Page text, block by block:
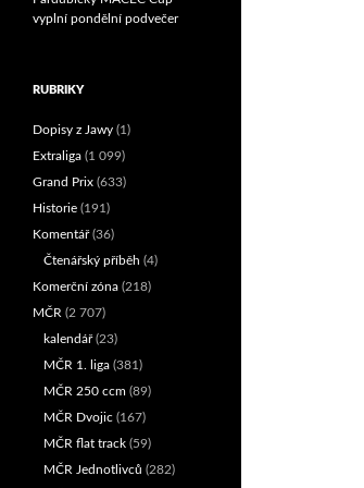
vyplní pondělní podvečer
RUBRIKY
Dopisy z Jawy (1)
Extraliga (1 099)
Grand Prix (633)
Historie (191)
Komentář(36)
Čtenářský příběh (4)
Komerční zóna (218)
MČR (2 707)
kalendář(23)
MČR 1. liga (381)
MČR 250 ccm (89)
MČR Dvojic (167)
MČR flat track (59)
MČR Jednotlivců (282)